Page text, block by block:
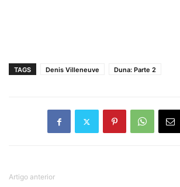
TAGS Denis Villeneuve Duna: Parte 2
Artigo anterior